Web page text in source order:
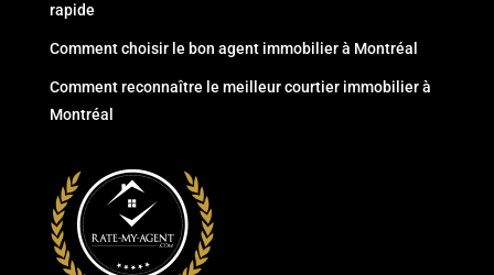
rapide
Comment choisir le bon agent immobilier à Montréal
Comment reconnaître le meilleur courtier immobilier à
Montréal